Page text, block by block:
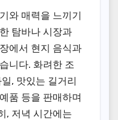
와 매력을 느끼기
탐바나 시장과
에서 현지 음식과
니다. 화려한 조
, 맛있는 길거리
품 등을 판매하며
, 저녁 시간에는